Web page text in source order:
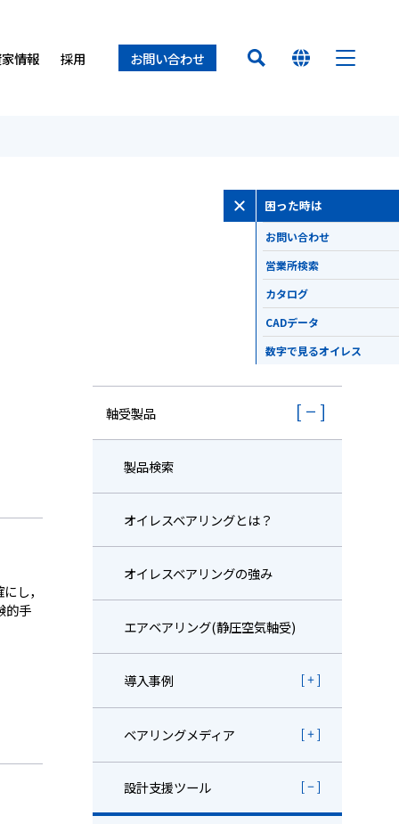
情報 採用 お問い合わせ
株主・投資家情報
困った時は
お問い合わせ
営業所検索
カタログ
CADデータ
数字で見るオイレス
し，
的手
軸受製品
製品検索
オイレスベアリングとは？
オイレスベアリングの強み
エアベアリング(静圧空気軸受)
導入事例
ベアリングメディア
設計支援ツール